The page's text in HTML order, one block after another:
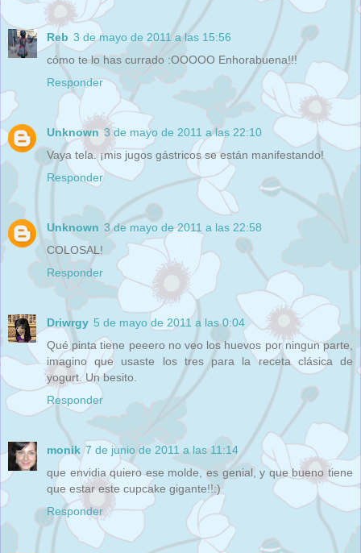
Reb 3 de mayo de 2011 a las 15:56
cómo te lo has currado :OOOOO Enhorabuena!!!
Responder
Unknown 3 de mayo de 2011 a las 22:10
Vaya tela. ¡mis jugos gástricos se están manifestando!
Responder
Unknown 3 de mayo de 2011 a las 22:58
COLOSAL!
Responder
Driwrgy 5 de mayo de 2011 a las 0:04
Qué pinta tiene peeero no veo los huevos por ningun parte,
imagino que usaste los tres para la receta clásica de
yogurt. Un besito.
Responder
monik 7 de junio de 2011 a las 11:14
que envidia quiero ese molde, es genial, y que bueno tiene
que estar este cupcake gigante!!:)
Responder